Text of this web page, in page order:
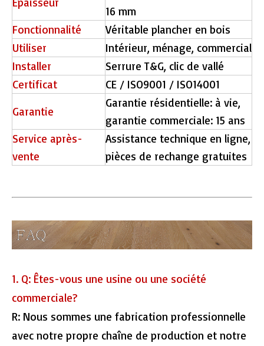
16 mm
Fonctionnalité
Véritable plancher en bois
Utiliser
Intérieur, ménage, commercial
Installer
Serrure T&G, clic de vallé
Certificat
CE / ISO9001 / ISO14001
Garantie
Garantie résidentielle: à vie,
garantie commerciale: 15 ans
Service après-
vente
Assistance technique en ligne,
pièces de rechange gratuites
1. Q: Êtes-vous une usine ou une société
commerciale?
R: Nous sommes une fabrication professionnelle
avec notre propre chaîne de production et notre